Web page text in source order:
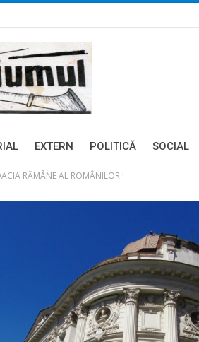
EXTERN POLITICĂ SOCIAL
RĂMÂNE AL ROMÂNILOR !